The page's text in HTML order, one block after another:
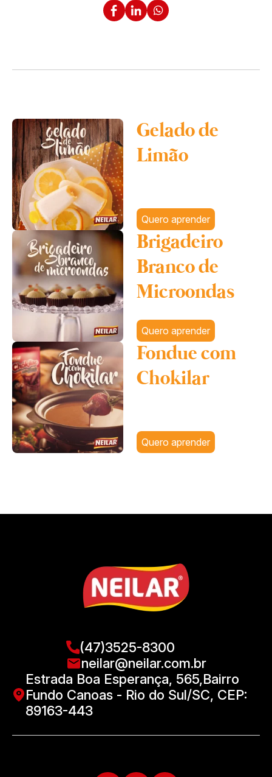
Gelado de
Limão
Quero aprender
Brigadeiro
Branco de
Microondas
Quero aprender
Fondue com
Chokilar
Quero aprender
(47)3525-8300
neilar@neilar.com.br
Estrada Boa Esperança, 565,Bairro
Fundo Canoas - Rio do Sul/SC, CEP:
89163-443